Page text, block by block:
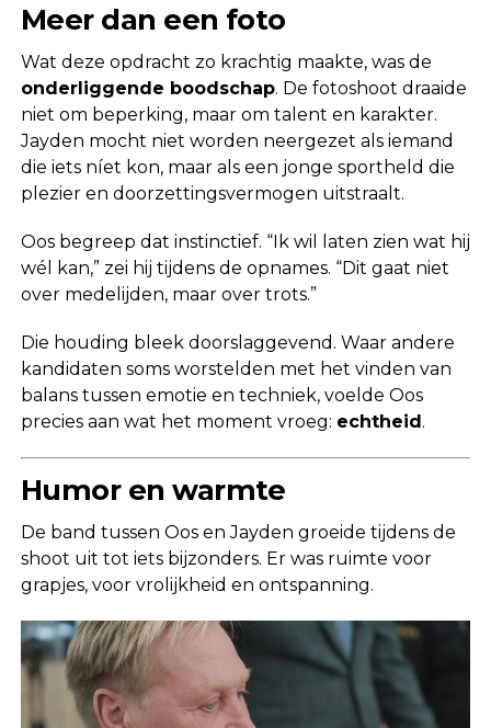
Meer dan een foto
Wat deze opdracht zo krachtig maakte, was de
onderliggende boodschap. De fotoshoot draaide
niet om beperking, maar om talent en karakter.
Jayden mocht niet worden neergezet als iemand
die iets níet kon, maar als een jonge sportheld die
plezier en doorzettingsvermogen uitstraalt.
Oos begreep dat instinctief. “Ik wil laten zien wat hij
wél kan,” zei hij tijdens de opnames. “Dit gaat niet
over medelijden, maar over trots.”
Die houding bleek doorslaggevend. Waar andere
kandidaten soms worstelden met het vinden van
balans tussen emotie en techniek, voelde Oos
precies aan wat het moment vroeg: echtheid.
Humor en warmte
De band tussen Oos en Jayden groeide tijdens de
shoot uit tot iets bijzonders. Er was ruimte voor
grapjes, voor vrolijkheid en ontspanning.